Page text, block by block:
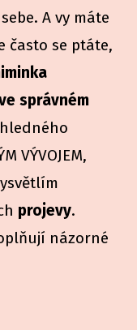
A vy máte
často se ptáte,
správném
VÝVOJEM,
projevy.
názorné